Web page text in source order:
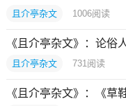
且介亭杂文 1006阅读
《且介亭杂文》：论俗
且介亭杂文 731 阅读
《且介亭杂文》：《草